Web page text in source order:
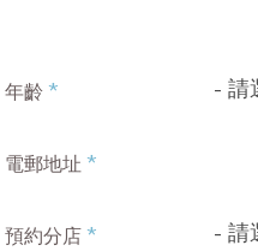
年齡 * - 請
電郵地址 *
預約分店 * - 請